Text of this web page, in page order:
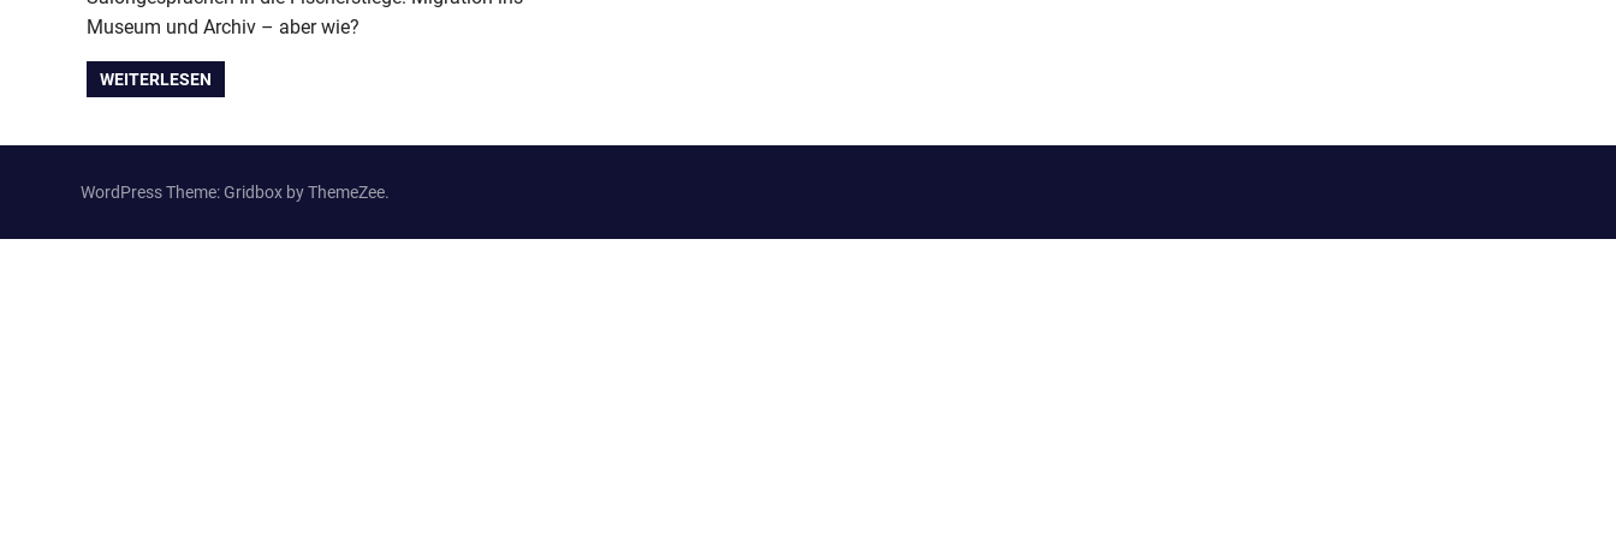
Museum und Archiv – aber wie?
WEITERLESEN
WordPress Theme: Gridbox by ThemeZee.